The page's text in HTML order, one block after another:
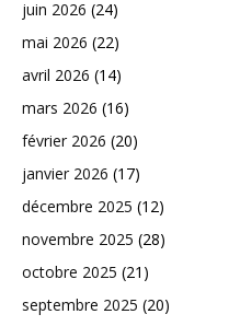
juin 2026 (24)
mai 2026 (22)
avril 2026 (14)
mars 2026 (16)
février 2026 (20)
janvier 2026 (17)
décembre 2025 (12)
novembre 2025 (28)
octobre 2025 (21)
septembre 2025 (20)